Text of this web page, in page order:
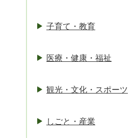
子育て・教育
医療・健康・福祉
観光・文化・スポーツ
しごと・産業